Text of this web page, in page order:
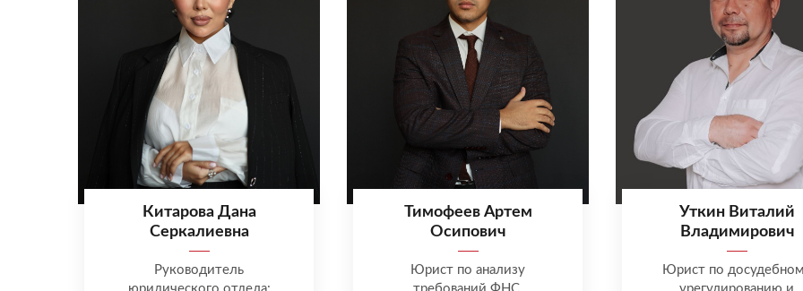
Китарова Дана
Серкалиевна
Руководитель
Тимофеев Артем
Осипович
Юрист по анализу
Уткин Виталий
Владимирович
Юрист по